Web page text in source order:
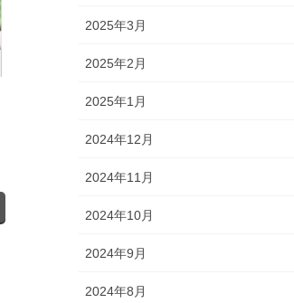
2025年3月
2025年2月
2025年1月
2024年12月
2024年11月
2024年10月
2024年9月
2024年8月